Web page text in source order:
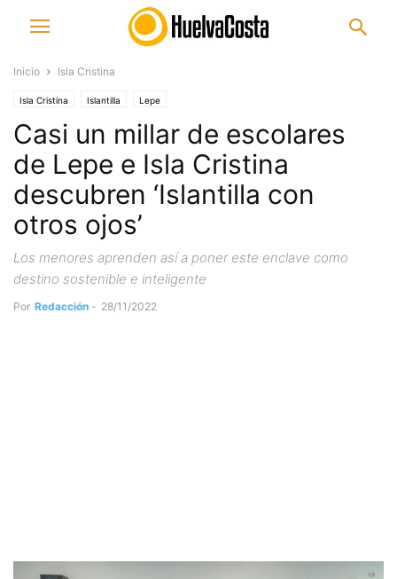
Inicio Isla Cristina
Isla Cristina Islantilla Lepe
Casi un millar de escolares
de Lepe e Isla Cristina
descubren ‘Islantilla con
otros ojos’
Los menores aprenden así a poner este enclave como
destino sostenible e inteligente
Por Redacción - 28/11/2022